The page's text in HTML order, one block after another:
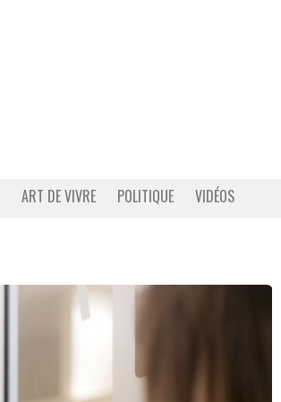
ART DE VIVRE POLITIQUE VIDÉOS